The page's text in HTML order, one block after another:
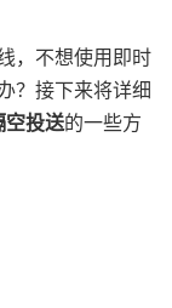
，不想使用即时
？接下来将详细
投送的一些方